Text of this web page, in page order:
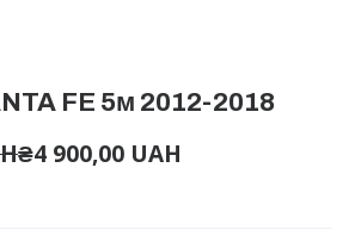
FE 5м 2012-2018
₴4 900,00 UAH